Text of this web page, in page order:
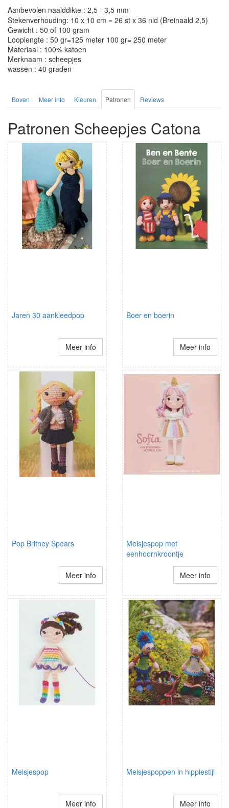
Aanbevolen naalddikte : 2,5 - 3,5 mm
Stekenverhouding: 10 x 10 cm = 26 st x 36 nld (Breinaald 2,5)
Gewicht : 50 of 100 gram
Looplengte : 50 gr=125 meter 100 gr= 250 meter
Materiaal : 100% katoen
Merknaam : scheepjes
wassen : 40 graden
Boven Meer info Kleuren Patronen Reviews
Patronen Scheepjes Catona
Jaren 30 aankleedpop
Meer info
Boer en boerin
Meer info
Pop Britney Spears
Meer info
Meisjespop met
eenhoornkroontje
Meer info
Meisjespop
Meer info
Meisjespoppen in hippiestijl
Meer info